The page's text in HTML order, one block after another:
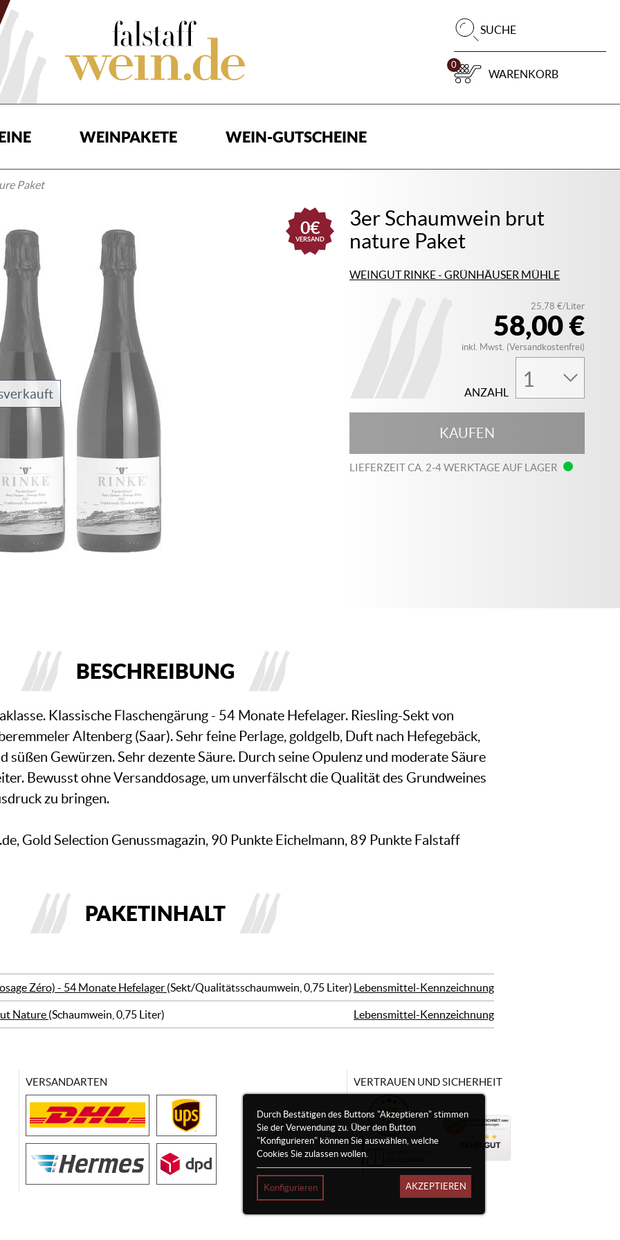
SUCHE
0
WARENKORB
WEINPAKETE WEIN-GUTSCHEINE
Paket
0€
VERSAND
3er Schaumwein brut
nature Paket
WEINGUT RINKE - GRÜNHÄUSER MÜHLE
58,00 €
25,78 €/Liter
inkl. Mwst. (Versandkostenfrei)
ANZAHL
KAUFEN
LIEFERZEIT CA. 2-4 WERKTAGE AUF LAGER
BESCHREIBUNG
Klassische Flaschengärung - 54 Monate Hefelager. Riesling-Sekt von
Altenberg (Saar). Sehr feine Perlage, goldgelb, Duft nach Hefegebäck,
süßen Gewürzen. Sehr dezente Säure. Durch seine Opulenz und moderate Säure
Bewusst ohne Versanddosage, um unverfälscht die Qualität des Grundweines
zu bringen.
Gold Selection Genussmagazin, 90 Punkte Eichelmann, 89 Punkte Falstaff
PAKETINHALT
Zéro) - 54 Monate Hefelager (Sekt/Qualitätsschaumwein, 0,75 Liter) Lebensmittel-Kennzeichnung
Nature (Schaumwein, 0,75 Liter) Lebensmittel-Kennzeichnung
Durch Bestätigen des Buttons "Akzeptieren" stimmen
Sie der Verwendung zu. Über den Button
"Konfigurieren" können Sie auswählen, welche
Cookies Sie zulassen wollen.
Konfigurieren AKZEPTIEREN
VERSANDARTEN VERTRAUEN UND SICHERHEIT